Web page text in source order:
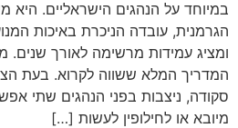
במיוחד על הנהגים הישראליים. היא
הגרמנית, עובדה הניכרת באיכות
ומציג עמידות מרשימה לאורך שנים.
המדריך המלא ששווה לקרוא. בעת
סקודה, ניצבות בפני הנהגים שתי
מיובא או לחילופין לעשות […]